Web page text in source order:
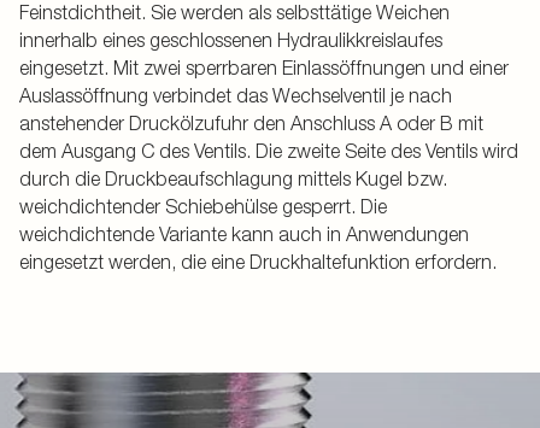
Feinstdichtheit. Sie werden als selbsttätige Weichen
innerhalb eines geschlossenen Hydraulikkreislaufes
eingesetzt. Mit zwei sperrbaren Einlassöffnungen und einer
Auslassöffnung verbindet das Wechselventil je nach
anstehender Druckölzufuhr den Anschluss A oder B mit
dem Ausgang C des Ventils. Die zweite Seite des Ventils wird
durch die Druckbeaufschlagung mittels Kugel bzw.
weichdichtender Schiebehülse gesperrt. Die
weichdichtende Variante kann auch in Anwendungen
eingesetzt werden, die eine Druckhaltefunktion erfordern.